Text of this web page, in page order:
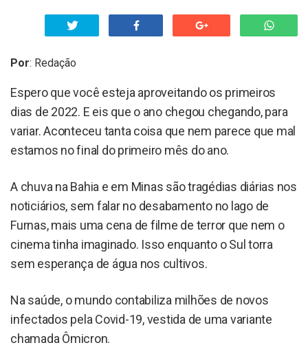
Por: Redação
Espero que você esteja aproveitando os primeiros
dias de 2022. E eis que o ano chegou chegando, para
variar. Aconteceu tanta coisa que nem parece que mal
estamos no final do primeiro mês do ano.
A chuva na Bahia e em Minas são tragédias diárias nos
noticiários, sem falar no desabamento no lago de
Furnas, mais uma cena de filme de terror que nem o
cinema tinha imaginado. Isso enquanto o Sul torra
sem esperança de água nos cultivos.
Na saúde, o mundo contabiliza milhões de novos
infectados pela Covid-19, vestida de uma variante
chamada Ômicron.